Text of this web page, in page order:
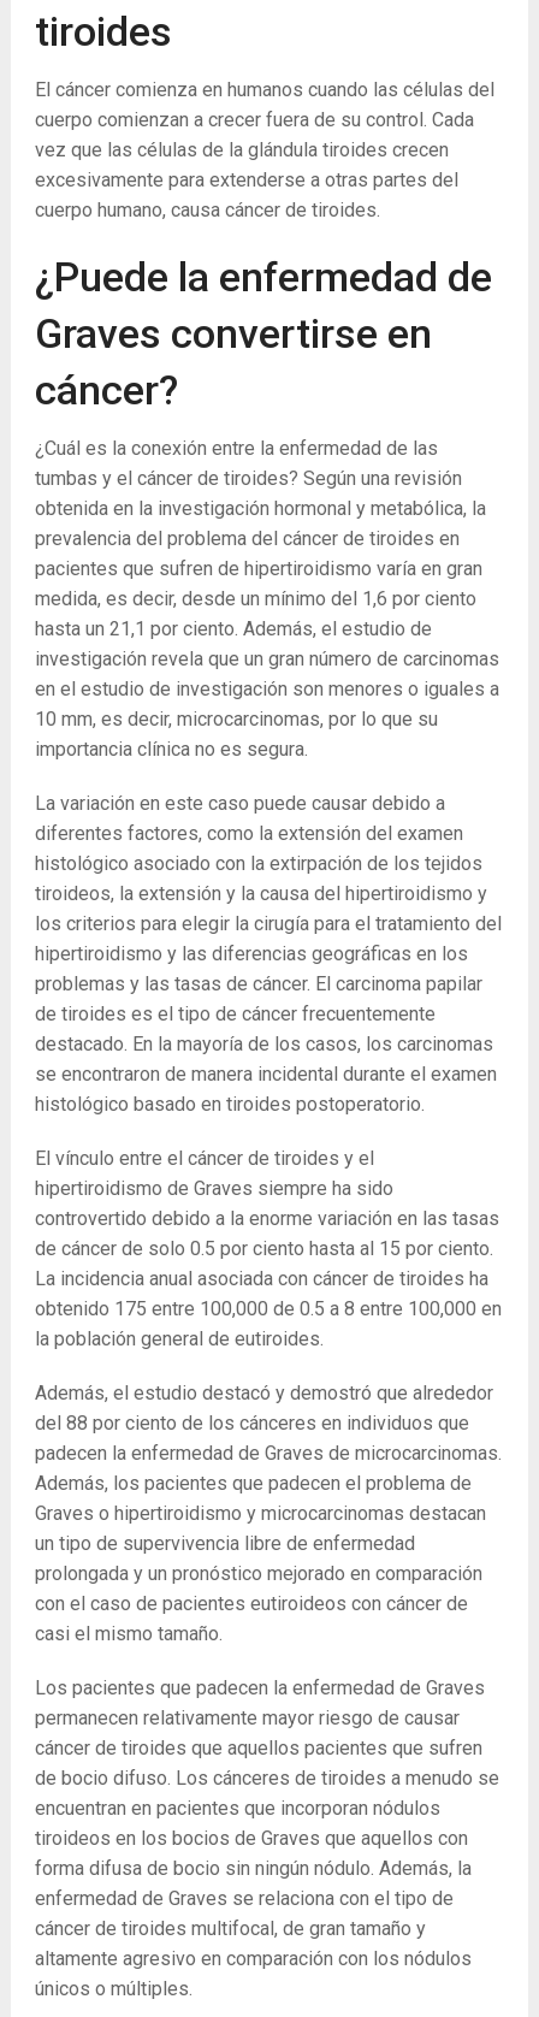
tiroides
El cáncer comienza en humanos cuando las células del
cuerpo comienzan a crecer fuera de su control. Cada
vez que las células de la glándula tiroides crecen
excesivamente para extenderse a otras partes del
cuerpo humano, causa cáncer de tiroides.
¿Puede la enfermedad de
Graves convertirse en
cáncer?
¿Cuál es la conexión entre la enfermedad de las
tumbas y el cáncer de tiroides? Según una revisión
obtenida en la investigación hormonal y metabólica, la
prevalencia del problema del cáncer de tiroides en
pacientes que sufren de hipertiroidismo varía en gran
medida, es decir, desde un mínimo del 1,6 por ciento
hasta un 21,1 por ciento. Además, el estudio de
investigación revela que un gran número de carcinomas
en el estudio de investigación son menores o iguales a
10 mm, es decir, microcarcinomas, por lo que su
importancia clínica no es segura.
La variación en este caso puede causar debido a
diferentes factores, como la extensión del examen
histológico asociado con la extirpación de los tejidos
tiroideos, la extensión y la causa del hipertiroidismo y
los criterios para elegir la cirugía para el tratamiento del
hipertiroidismo y las diferencias geográficas en los
problemas y las tasas de cáncer. El carcinoma papilar
de tiroides es el tipo de cáncer frecuentemente
destacado. En la mayoría de los casos, los carcinomas
se encontraron de manera incidental durante el examen
histológico basado en tiroides postoperatorio.
El vínculo entre el cáncer de tiroides y el
hipertiroidismo de Graves siempre ha sido
controvertido debido a la enorme variación en las tasas
de cáncer de solo 0.5 por ciento hasta al 15 por ciento.
La incidencia anual asociada con cáncer de tiroides ha
obtenido 175 entre 100,000 de 0.5 a 8 entre 100,000 en
la población general de eutiroides.
Además, el estudio destacó y demostró que alrededor
del 88 por ciento de los cánceres en individuos que
padecen la enfermedad de Graves de microcarcinomas.
Además, los pacientes que padecen el problema de
Graves o hipertiroidismo y microcarcinomas destacan
un tipo de supervivencia libre de enfermedad
prolongada y un pronóstico mejorado en comparación
con el caso de pacientes eutiroideos con cáncer de
casi el mismo tamaño.
Los pacientes que padecen la enfermedad de Graves
permanecen relativamente mayor riesgo de causar
cáncer de tiroides que aquellos pacientes que sufren
de bocio difuso. Los cánceres de tiroides a menudo se
encuentran en pacientes que incorporan nódulos
tiroideos en los bocios de Graves que aquellos con
forma difusa de bocio sin ningún nódulo. Además, la
enfermedad de Graves se relaciona con el tipo de
cáncer de tiroides multifocal, de gran tamaño y
altamente agresivo en comparación con los nódulos
únicos o múltiples.